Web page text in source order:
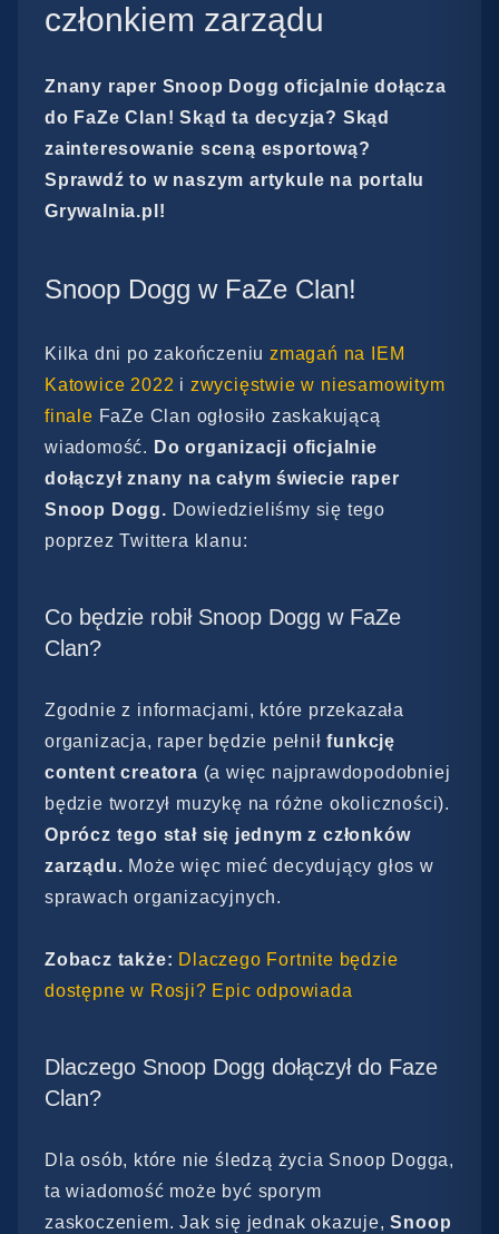
członkiem zarządu
Znany raper Snoop Dogg oficjalnie dołącza
do FaZe Clan! Skąd ta decyzja? Skąd
zainteresowanie sceną esportową?
Sprawdź to w naszym artykule na portalu
Grywalnia.pl!
Snoop Dogg w FaZe Clan!
Kilka dni po zakończeniu zmagań na IEM
Katowice 2022 i zwycięstwie w niesamowitym
finale FaZe Clan ogłosiło zaskakującą
wiadomość. Do organizacji oficjalnie
dołączył znany na całym świecie raper
Snoop Dogg. Dowiedzieliśmy się tego
poprzez Twittera klanu:
Co będzie robił Snoop Dogg w FaZe
Clan?
Zgodnie z informacjami, które przekazała
organizacja, raper będzie pełniłfunkcję
content creatora (a więc najprawdopodobniej
będzie tworzył muzykę na różne okoliczności).
Oprócz tego stał się jednym z członków
zarządu. Może więc mieć decydujący głos w
sprawach organizacyjnych.
Zobacz także: Dlaczego Fortnite będzie
dostępne w Rosji? Epic odpowiada
Dlaczego Snoop Dogg dołączył do Faze
Clan?
Dla osób, które nie śledzą życia Snoop Dogga,
ta wiadomość może być sporym
zaskoczeniem. Jak się jednak okazuje,Snoop